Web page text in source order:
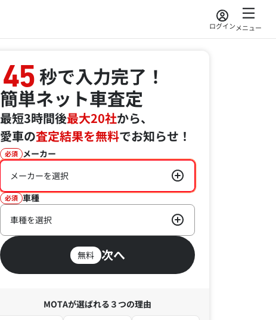
ログインメニュー
45秒で入力完了！
簡単ネット車査定
最短3時間後最大20社から、
愛車の査定結果を無料でお知らせ！
必須 メーカー
メーカーを選択
必須 車種
車種を選択
無料 次へ
MOTAが選ばれる３つの理由